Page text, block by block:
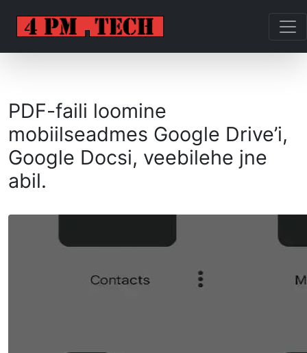
PDF-faili loomine
mobiilseadmes Google Drive’i,
Google Docsi, veebilehe jne
abil.